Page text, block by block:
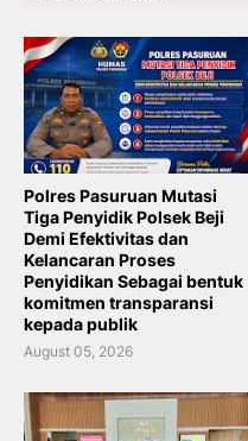
Polres Pasuruan Mutasi
Tiga Penyidik Polsek Beji
Demi Efektivitas dan
Kelancaran Proses
Penyidikan Sebagai bentuk
komitmen transparansi
kepada publik
August 05, 2026